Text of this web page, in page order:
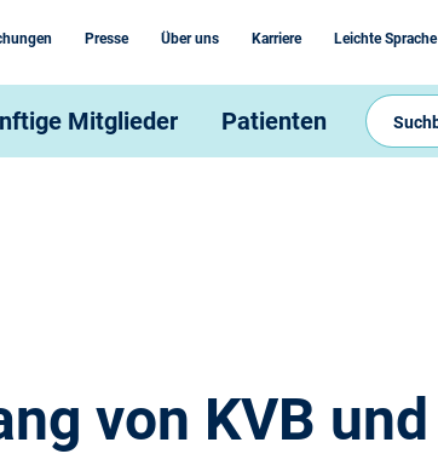
Presse Über uns Karriere Leichte Sprache
Mitglieder Patienten
von KVB und